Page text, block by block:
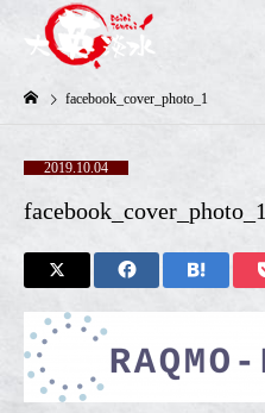
facebook_cover_photo_1
2019.10.04
facebook_cover_photo_1